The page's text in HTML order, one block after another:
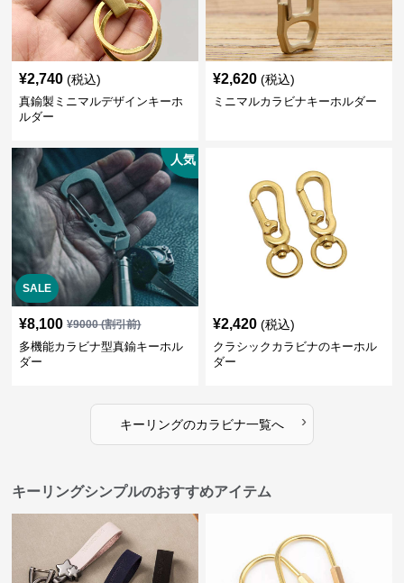
¥2,740 (税込)
真鍮製ミニマルデザインキーホ
ルダー
¥2,620 (税込)
ミニマルカラビナキーホルダー
SALE
人気
¥8,100 ¥9000(割引前)
多機能カラビナ型真鍮キーホル
ダー
¥2,420 (税込)
クラシックカラビナのキーホル
ダー
キーリングのカラビナ一覧へ ›
キーリングシンプルのおすすめアイテム